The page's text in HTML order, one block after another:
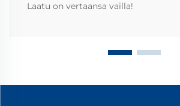
Laatu on vertaansa vailla!